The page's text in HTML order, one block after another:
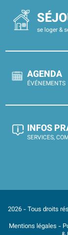
se loger &
AGENDA
ÉVÉNEMENTS
INFOS
SERVICES,
2026 - Tous droits
Mentions légales -